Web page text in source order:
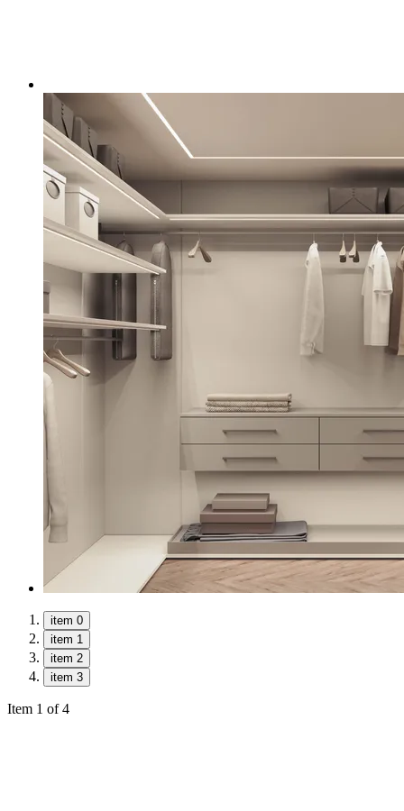
item 0
item 1
item 2
item 3
Item 1 of 4